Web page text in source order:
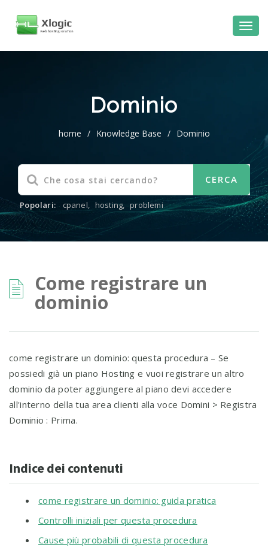
Dominio
home / Knowledge Base / Dominio
Popolari: cpanel, hosting, problemi
Come registrare un
dominio
come registrare un dominio: questa procedura – Se
possiedi già un piano Hosting e vuoi registrare un altro
dominio da poter aggiungere al piano devi accedere
all'interno della tua area clienti alla voce Domini > Registra
Dominio : Prima.
Indice dei contenuti
come registrare un dominio: guida pratica
Controlli iniziali per questa procedura
Cause più probabili di questa procedura